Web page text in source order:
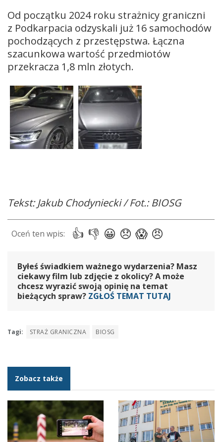
Od początku 2024 roku strażnicy graniczni
z Podkarpacia odzyskali już 16 samochodów
pochodzących z przestępstwa. Łączna
szacunkowa wartość przedmiotów
przekracza 1,8 mln złotych.
Tekst: Jakub Chodyniecki / Fot.: BIOSG
Byłeś świadkiem ważnego wydarzenia? Masz
ciekawy film lub zdjęcie z okolicy? A może
chcesz wyrazić swoją opinię na temat
bieżących spraw? ZGŁOŚ TEMAT TUTAJ
Tagi: STRAŻ GRANICZNA BIOSG
Zobacz także